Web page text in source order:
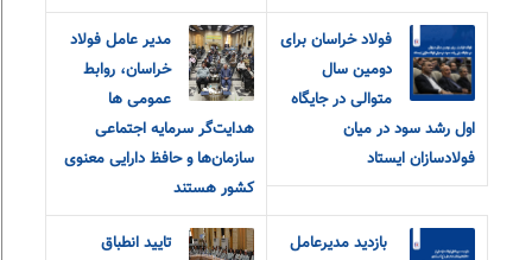
فولاد خراسان برای
دومین سال
متوالی در جایگاه
اول رشد سود در میان
فولادسازان ایستاد
مدیر عامل فولاد
خراسان، روابط
عمومی ها
هدایت‌گر سرمایه اجتماعی
سازمان‌ها و حافظ دارایی معنوی
کشور هستند
‎ بازدید مدیرعامل
تایید انطباق